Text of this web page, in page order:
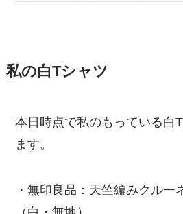
私の白Tシャツ
本日時点で私のもっている白
ます。
・無印良品：天竺編みクルー